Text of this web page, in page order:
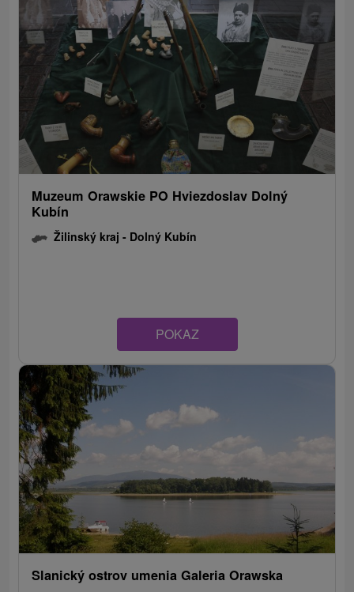
Muzeum Orawskie PO Hviezdoslav Dolný
Kubín
Žilinský kraj - Dolný Kubín
POKAZ
Slanický ostrov umenia Galeria Orawska